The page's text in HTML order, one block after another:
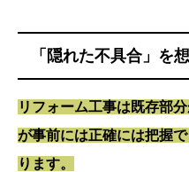
「隠れた不具合」を
リフォーム工事は既存部
が事前には正確には把握
ります。